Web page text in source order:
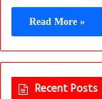
Read More »
Recent Posts